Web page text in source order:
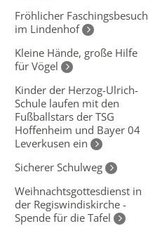
Fröhlicher Faschingsbesuch
im Lindenhof
Kleine Hände, große Hilfe
für Vögel
Kinder der Herzog-Ulrich-
Schule laufen mit den
Fußballstars der TSG
Hoffenheim und Bayer 04
Leverkusen ein
Sicherer Schulweg
Weihnachtsgottesdienst in
der Regiswindiskirche -
Spende für die Tafel